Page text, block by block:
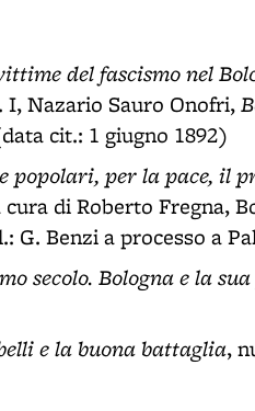
del fascismo nel
I, Nazario Sauro Onofri,
cit.: 1 giugno 1892)
popolari, per la pace, il
cura di Roberto Fregna,
G. Benzi a processo a
secolo. Bologna e la
e la buona battaglia,